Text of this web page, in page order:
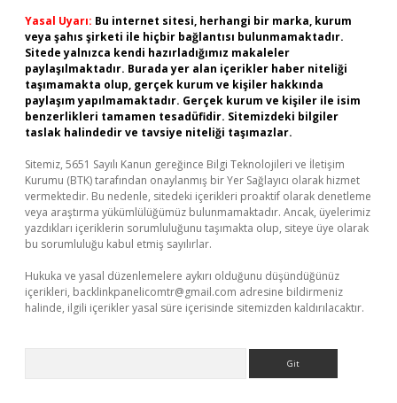
Yasal Uyarı: Bu internet sitesi, herhangi bir marka, kurum
veya şahıs şirketi ile hiçbir bağlantısı bulunmamaktadır.
Sitede yalnızca kendi hazırladığımız makaleler
paylaşılmaktadır. Burada yer alan içerikler haber niteliği
taşımamakta olup, gerçek kurum ve kişiler hakkında
paylaşım yapılmamaktadır. Gerçek kurum ve kişiler ile isim
benzerlikleri tamamen tesadüfidir. Sitemizdeki bilgiler
taslak halindedir ve tavsiye niteliği taşımazlar.
Sitemiz, 5651 Sayılı Kanun gereğince Bilgi Teknolojileri ve İletişim
Kurumu (BTK) tarafından onaylanmış bir Yer Sağlayıcı olarak hizmet
vermektedir. Bu nedenle, sitedeki içerikleri proaktif olarak denetleme
veya araştırma yükümlülüğümüz bulunmamaktadır. Ancak, üyelerimiz
yazdıkları içeriklerin sorumluluğunu taşımakta olup, siteye üye olarak
bu sorumluluğu kabul etmiş sayılırlar.
Hukuka ve yasal düzenlemelere aykırı olduğunu düşündüğünüz
içerikleri, backlinkpanelicomtr@gmail.com adresine bildirmeniz
halinde, ilgili içerikler yasal süre içerisinde sitemizden kaldırılacaktır.